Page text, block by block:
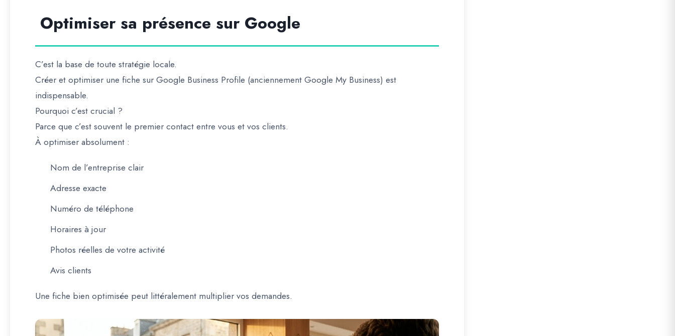
Optimiser sa présence sur Google
C’est la base de toute stratégie locale.
Créer et optimiser une fiche surGoogle Business Profile (anciennement Google My Business) est
indispensable.
Pourquoi c’est crucial ?
Parce que c’est souvent le premier contactentre vous et vos clients.
À optimiser absolument :
Nom de l’entreprise clair
Adresse exacte
Numéro de téléphone
Horaires à jour
Photos réelles de votre activité
Avis clients
Une fiche bien optimisée peut littéralement multiplier vos demandes.